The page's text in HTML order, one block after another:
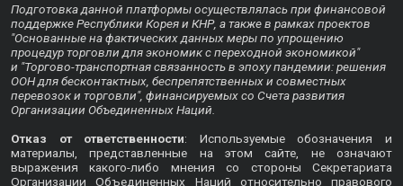
Подготовка данной платформы осуществлялась при финансовой
поддержке Республики Корея и КНР, а также в рамках проектов
"Основанные на фактических данных меры по упрощению
процедур торговли для экономик с переходной экономикой"
и "Торгово-транспортная связанность в эпоху пандемии: решения
ООН для бесконтактных, беспрепятственных и совместных
перевозок и торговли", финансируемых со Счета развития
Организации Объединенных Наций.
Отказ от ответственности: Используемые обозначения и
материалы, представленные на этом сайте, не означают
выражения какого-либо мнения со стороны Секретариата
Организации Объединенных Наций относительно правового